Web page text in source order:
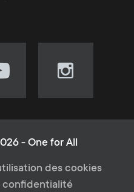
Visit
our
(opens
new
- One for All
des cookies
confidentialité